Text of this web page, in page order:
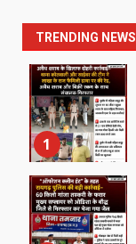
TRENDING NEWS
1